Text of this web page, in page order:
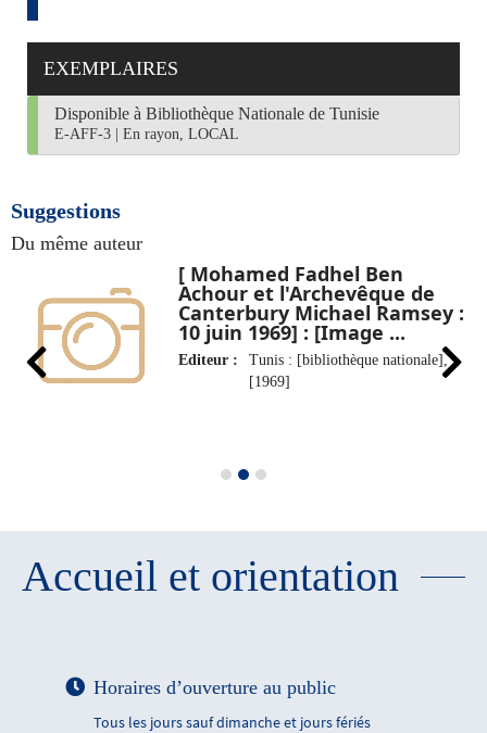
EXEMPLAIRES
Disponible à Bibliothèque Nationale de Tunisie
E-AFF-3 En rayon, LOCAL
Suggestions
Du même auteur
[ Mohamed Fadhel Ben
Achour et l'Archevêque de
Canterbury Michael Ramsey :
10 juin 1969] : [Image ...
Editeur :
Tunis : [bibliothèque nationale],
[1969]
Accueil et orientation
Horaires d’ouverture au public
Tous les jours sauf dimanche et jours fériés